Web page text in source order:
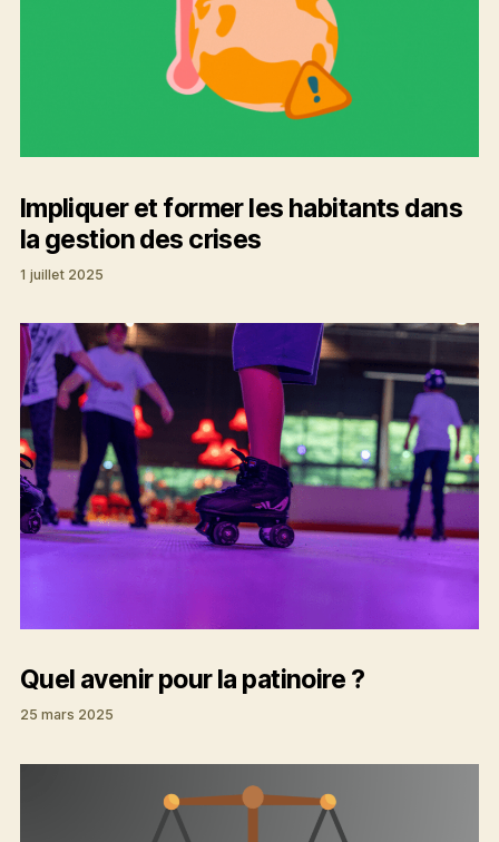
Impliquer et former les habitants dans
la gestion des crises
1 juillet 2025
Quel avenir pour la patinoire ?
25 mars 2025